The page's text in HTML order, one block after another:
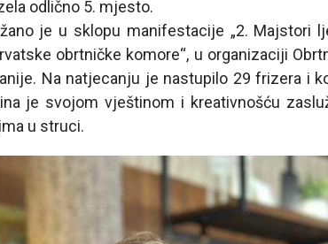
odlično 5. mjesto.
je u sklopu manifestacije „2. Majstori
obrtničke komore“, u organizaciji
Na natjecanju je nastupilo 29 frizera i
je svojom vještinom i kreativnošću
u struci.